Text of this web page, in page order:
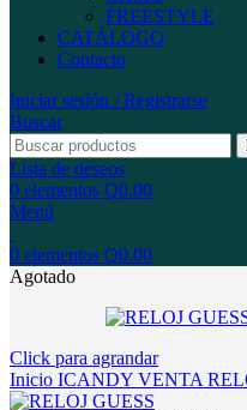
FREESTYLE
CATÁLOGO
Contacto
Iniciar sesión / Registrarse
Buscar
Lista de deseos
0 elementos Q0.00
Menú
0 elementos Q0.00
Agotado
Click para agrandar
Inicio ICANDY VENTA